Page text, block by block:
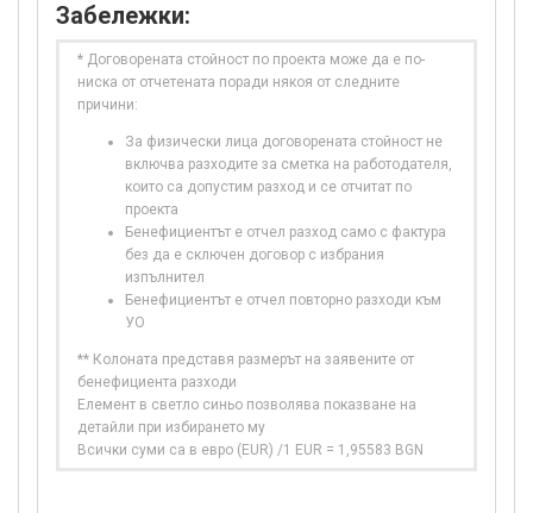
Забележки:
* Договорената стойност по проекта може да е по-
ниска от отчетената поради някоя от следните
причини:
За физически лица договорената стойност не
включва разходите за сметка на работодателя,
които са допустим разход и се отчитат по
проекта
Бенефициентът е отчел разход само с фактура
без да е сключен договор с избрания
изпълнител
Бенефициентът е отчел повторно разходи към
УО
** Колоната представя размерът на заявените от
бенефициента разходи
Елемент в светло синьо позволява показване на
детайли при избирането му
Всички суми са в евро (EUR) /1 EUR = 1,95583 BGN